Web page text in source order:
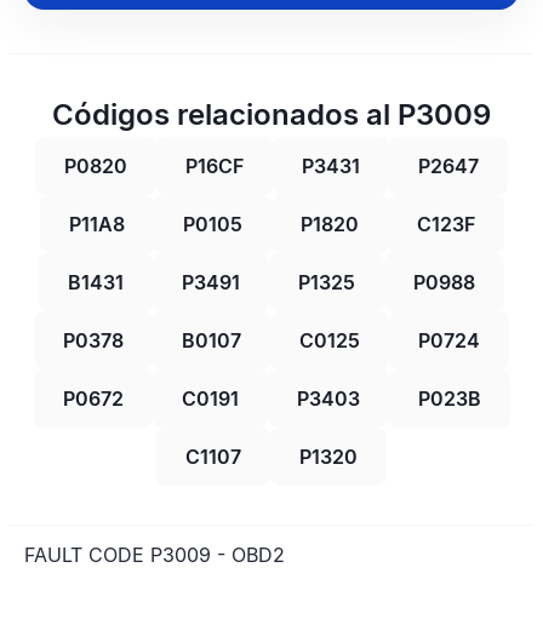
Códigos relacionados al P3009
P0820 P16CF P3431 P2647
P11A8 P0105 P1820 C123F
B1431 P3491 P1325 P0988
P0378 B0107 C0125 P0724
P0672 C0191 P3403 P023B
C1107 P1320
FAULT CODE P3009 - OBD2